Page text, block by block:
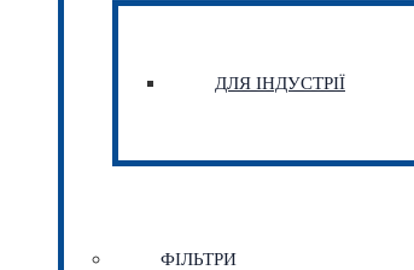
ДЛЯ ІНДУСТРІЇ
ФІЛЬТРИ